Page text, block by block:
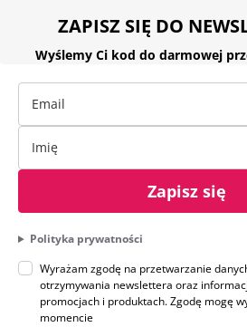
ZAPISZ SIĘ DO
Wyślemy Ci kod do darmowej
Zapisz się
Polityka prywatności
Wyrażam zgodę na przetwarzanie
otrzymywania newslettera oraz
promocjach i produktach. Zgodę mogę
momencie